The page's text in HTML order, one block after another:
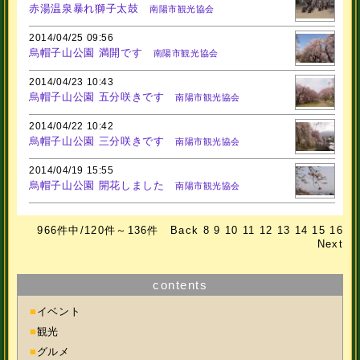
赤湯温泉暴れ獅子太鼓 南陽市観光協会
2014/04/25 09:56
烏帽子山公園 満開です 南陽市観光協会
2014/04/23 10:43
烏帽子山公園 五分咲きです 南陽市観光協会
2014/04/22 10:42
烏帽子山公園 三分咲きです 南陽市観光協会
2014/04/19 15:55
烏帽子山公園 開花しました 南陽市観光協会
966件中/120件～136件 Back 8 9 10 11 12 13 14 15 16
Next
contents
■ イベント
■観光
■ グルメ